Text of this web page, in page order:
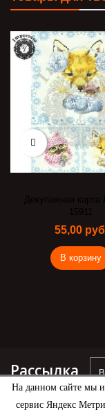
На данном сайте мы
сервис Яндекс
Декупажная карта
15911
55,00
В корзину
Рассылка